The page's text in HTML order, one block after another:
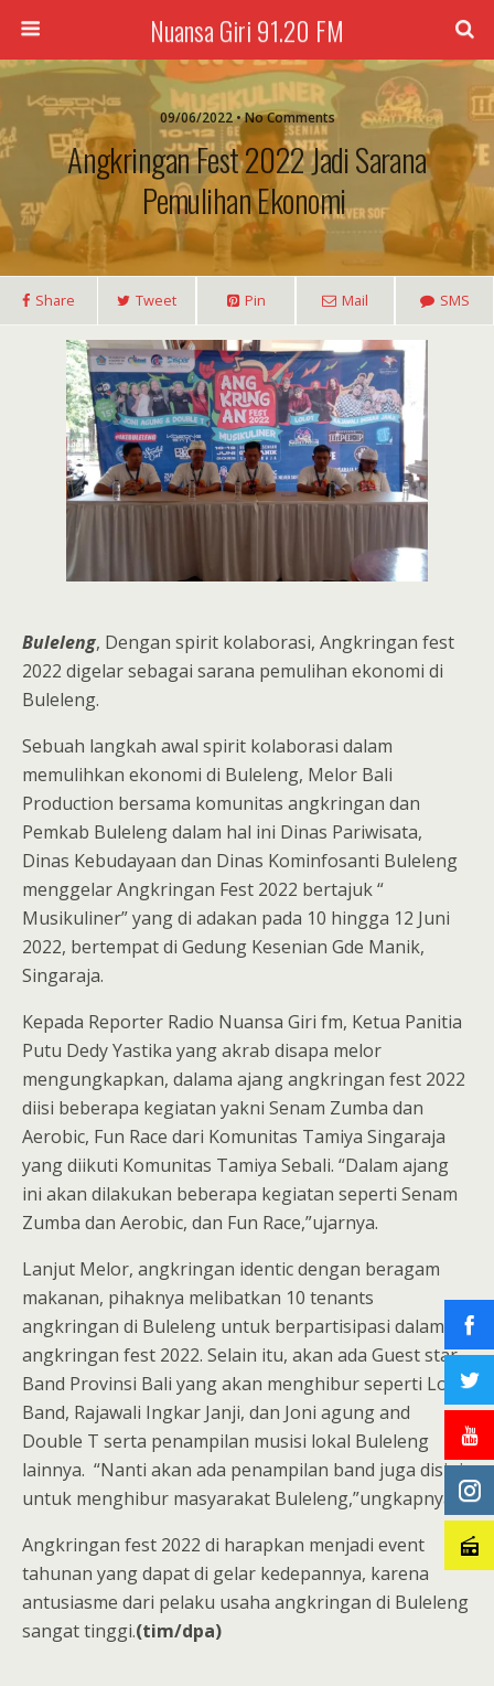
Nuansa Giri 91.20 FM
09/06/2022 • No Comments
Angkringan Fest 2022 Jadi Sarana
Pemulihan Ekonomi
Share Tweet Pin Mail SMS
Buleleng, Dengan spirit kolaborasi, Angkringan fest
2022 digelar sebagai sarana pemulihan ekonomi di
Buleleng.
Sebuah langkah awal spirit kolaborasi dalam
memulihkan ekonomi di Buleleng, Melor Bali
Production bersama komunitas angkringan dan
Pemkab Buleleng dalam hal ini Dinas Pariwisata,
Dinas Kebudayaan dan Dinas Kominfosanti Buleleng
menggelar Angkringan Fest 2022 bertajuk “
Musikuliner” yang di adakan pada 10 hingga 12 Juni
2022, bertempat di Gedung Kesenian Gde Manik,
Singaraja.
Kepada Reporter Radio Nuansa Giri fm, Ketua Panitia
Putu Dedy Yastika yang akrab disapa melor
mengungkapkan, dalama ajang angkringan fest 2022
diisi beberapa kegiatan yakni Senam Zumba dan
Aerobic, Fun Race dari Komunitas Tamiya Singaraja
yang diikuti Komunitas Tamiya Sebali. “Dalam ajang
ini akan dilakukan beberapa kegiatan seperti Senam
Zumba dan Aerobic, dan Fun Race,”ujarnya.
Lanjut Melor, angkringan identic dengan beragam
makanan, pihaknya melibatkan 10 tenants
angkringan di Buleleng untuk berpartisipasi dalam
angkringan fest 2022. Selain itu, akan ada Guest star
Band Provinsi Bali yang akan menghibur seperti Lolot
Band, Rajawali Ingkar Janji, dan Joni agung and
Double T serta penampilan musisi lokal Buleleng
lainnya. “Nanti akan ada penampilan band juga disini
untuk menghibur masyarakat Buleleng,”ungkapnya.
Angkringan fest 2022 di harapkan menjadi event
tahunan yang dapat di gelar kedepannya, karena
antusiasme dari pelaku usaha angkringan di Buleleng
sangat tinggi.(tim/dpa)